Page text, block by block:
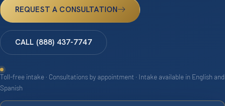
REQUEST A CONSULTATION
CALL (888) 437-7747
Toll-free intake · Consultations by appointment · Intake available in English and
Spanish